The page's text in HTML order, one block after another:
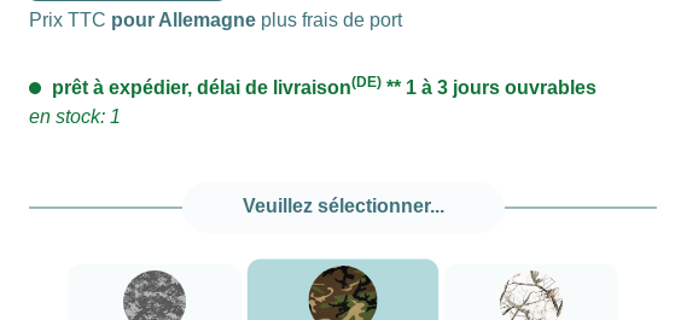
Prix TTC pour Allemagne plus frais de port
prêt à expédier, délai de livraison(DE) ** 1 à 3 jours ouvrables
en stock: 1
Veuillez sélectionner...
###Camouflage numérique###LensCoat###Camouflage vert forêt###LensCoat
###Realtree AP